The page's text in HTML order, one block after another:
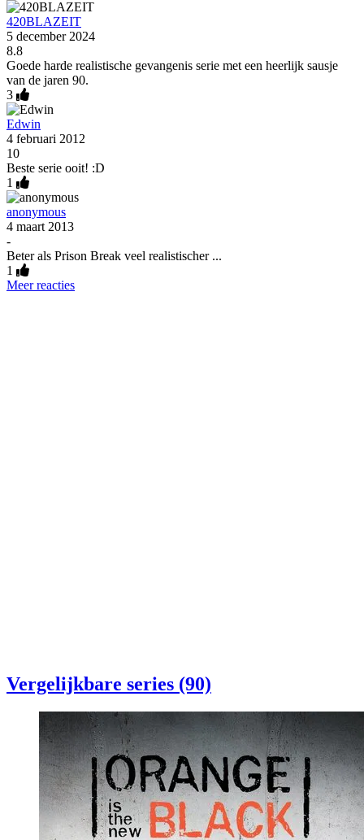
420BLAZEIT
5 december 2024
8.8
Goede harde realistische gevangenis serie met een heerlijk sausje
van de jaren 90.
3
Edwin
4 februari 2012
10
Beste serie ooit! :D
1
anonymous
4 maart 2013
-
Beter als Prison Break veel realistischer ...
1
Meer reacties
Vergelijkbare series (90)